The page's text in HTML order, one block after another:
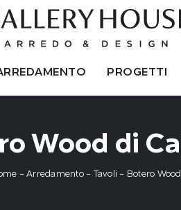
PROGETTI
Wood di
-Arredamento-Tavoli - Botero Wood